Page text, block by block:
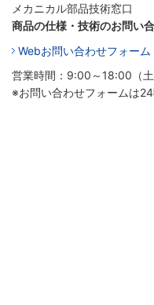
メカニカル部品技術窓口
商品の仕様・技術のお問い
Webお問い合わせフォーム
営業時間：9:00～18:00（土
※お問い合わせフォームは24